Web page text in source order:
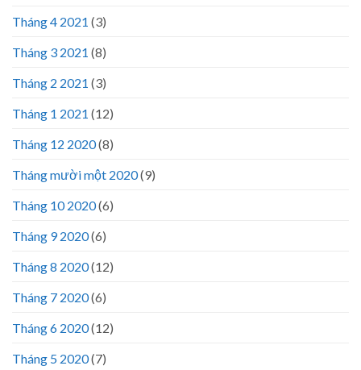
Tháng 4 2021 (3)
Tháng 3 2021 (8)
Tháng 2 2021 (3)
Tháng 1 2021 (12)
Tháng 12 2020(8)
Tháng mười một 2020(9)
Tháng 10 2020(6)
Tháng 9 2020(6)
Tháng 8 2020(12)
Tháng 7 2020(6)
Tháng 6 2020(12)
Tháng 5 2020(7)